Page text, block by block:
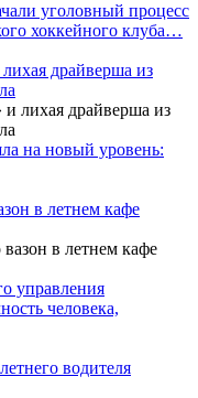
уголовный процесс
хоккейного клуба…
драйверша из
на новый уровень:
в летнем кафе
управления
человека,
водителя